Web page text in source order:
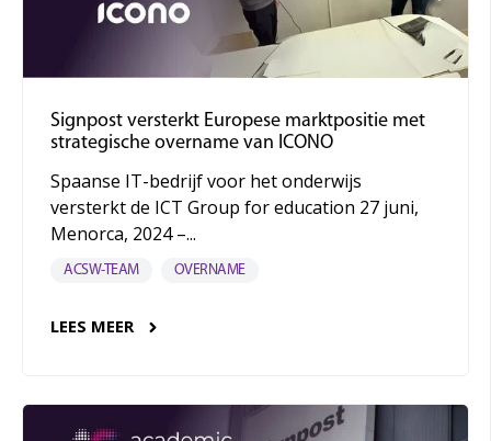
Signpost versterkt Europese marktpositie met
strategische overname van ICONO
Spaanse IT-bedrijf voor het onderwijs
versterkt de ICT Group for education 27 juni,
Menorca, 2024 –...
ACSW-TEAM OVERNAME
LEES MEER